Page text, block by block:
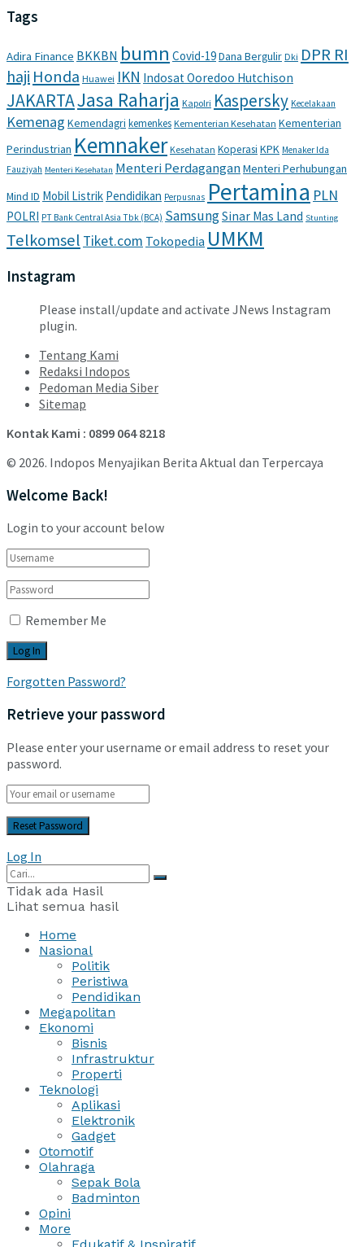
Tags
Adira Finance BKKBN bumn Covid-19Dana Bergulir Dki DPR RI
haji Honda Huawei IKN Indosat Ooredoo Hutchison
JAKARTAJasa Raharja Kapolri Kaspersky Kecelakaan
Kemenag Kemendagri kemenkes Kementerian Kesehatan Kementerian
Perindustrian Kemnaker Kesehatan Koperasi KPK Menaker Ida
Fauziyah Menteri Kesehatan Menteri PerdaganganMenteri Perhubungan
Mind ID Mobil Listrik Pendidikan Perpusnas Pertamina PLN
POLRI PT Bank Central Asia Tbk (BCA) SamsungSinar Mas Land Stunting
Telkomsel Tiket.com Tokopedia UMKM
Instagram
Please install/update and activate JNews Instagram
plugin.
Tentang Kami
Redaksi Indopos
Pedoman Media Siber
Sitemap
Kontak Kami : 0899 064 8218
© 2026. Indopos Menyajikan Berita Aktual dan Terpercaya
Welcome Back!
Login to your account below
Remember Me
Forgotten Password?
Retrieve your password
Please enter your username or email address to reset your
password.
Log In
Tidak ada Hasil
Lihat semua hasil
Home
Nasional
Politik
Peristiwa
Pendidikan
Megapolitan
Ekonomi
Bisnis
Infrastruktur
Properti
Teknologi
Aplikasi
Elektronik
Gadget
Otomotif
Olahraga
Sepak Bola
Badminton
Opini
More